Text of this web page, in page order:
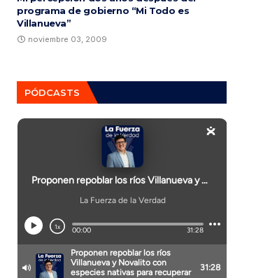
programa de gobierno “Mi Todo es
Villanueva”
noviembre 03, 2009
PÓDCASTS